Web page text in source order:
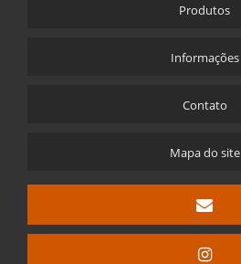
Produtos
Informações
Contato
Mapa do site